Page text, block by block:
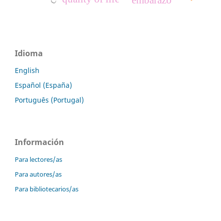
Idioma
English
Español (España)
Português (Portugal)
Información
Para lectores/as
Para autores/as
Para bibliotecarios/as